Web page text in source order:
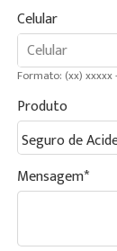
Celular
Formato: (xx) xxxxx
Produto
Mensagem